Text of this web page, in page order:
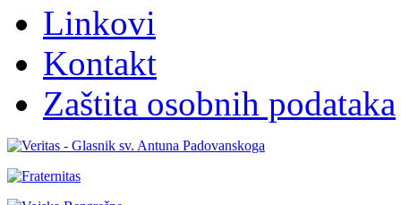
Linkovi
Kontakt
Zaštita osobnih podataka